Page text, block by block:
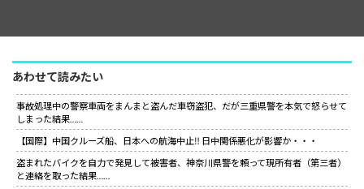
あわせて読みたい
事故処理中の警察車両をまんまと盗んだ車窃盗犯、だが三重県警を本気で怒らせて
しまった結果……
【国際】中国クルーズ船、日本への航海中止‼ 日中関係悪化が影響か・・・
盗まれたバイクを自力で発見して被害者、神奈川県警を頼って現所有者（第三者）
と連絡を取った結果……